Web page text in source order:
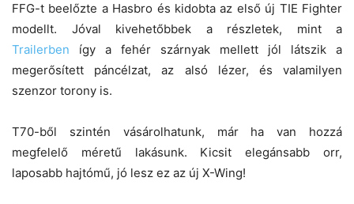
FFG-t beelőzte a Hasbro és kidobta az első új TIE Fighter
modellt. Jóval kivehetőbbek a részletek, mint a
Trailerben így a fehér szárnyak mellett jól látszik a
megerősített páncélzat, az alsó lézer, és valamilyen
szenzor torony is.
T70-ből szintén vásárolhatunk, már ha van hozzá
megfelelő méretű lakásunk. Kicsit elegánsabb orr,
laposabb hajtómű, jó lesz ez az új X-Wing!